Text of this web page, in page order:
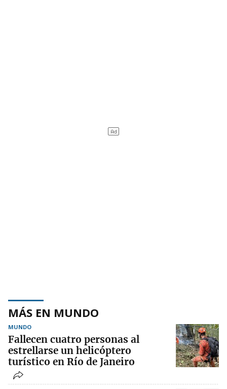
MÁS EN MUNDO
MUNDO
Fallecen cuatro personas al
estrellarse un helicóptero
turístico en Río de Janeiro